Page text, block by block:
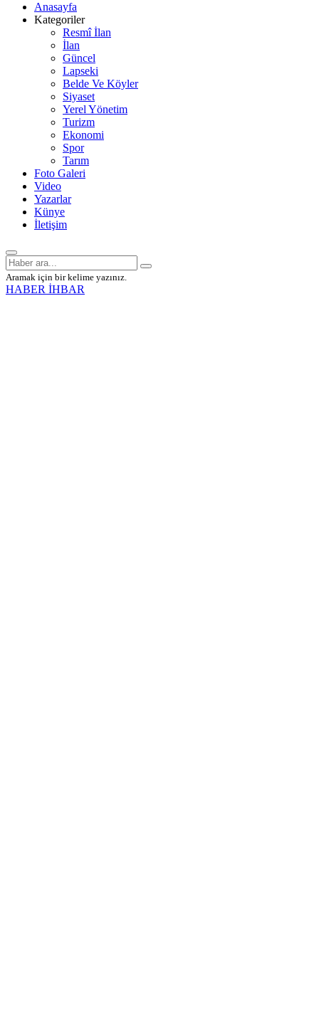
Anasayfa
Kategoriler
Resmî İlan
İlan
Güncel
Lapseki
Belde Ve Köyler
Siyaset
Yerel Yönetim
Turizm
Ekonomi
Spor
Tarım
Foto Galeri
Video
Yazarlar
Künye
İletişim
Aramak için bir kelime yazınız.
HABER İHBAR